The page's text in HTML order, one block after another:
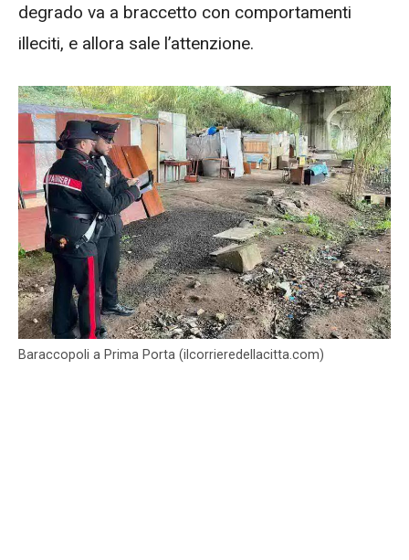
degrado va a braccetto con comportamenti
illeciti, e allora sale l’attenzione.
Baraccopoli a Prima Porta (ilcorrieredellacitta.com)